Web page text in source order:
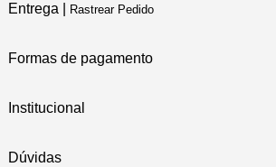
Entrega | Rastrear Pedido
Formas de pagamento
Institucional
Dúvidas